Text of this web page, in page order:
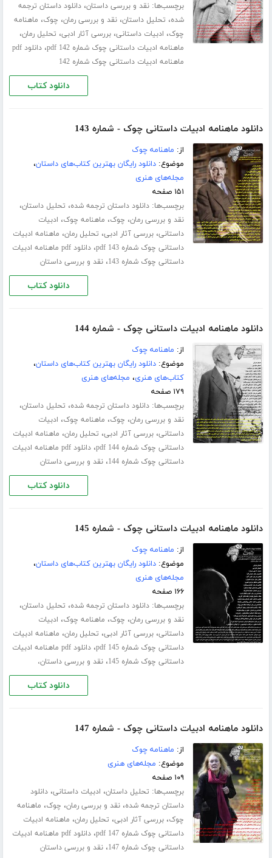
برچسب‌ها:نقد و بررسی داستان،دانلود داستان ترجمه
شده، تحلیل داستان،نقد و بررسی رمان، چوک، ماهنامه
چوک، ادبیات داستانی،بررسی آثار ادبی، تحلیل رمان،
ماهنامه ادبیات داستانی چوک شماره 142 pdf ،
دانلود pdf
ماهنامه ادبیات داستانی چوک شماره 142
دانلود کتاب
دانلود ماهنامه ادبیات داستانی چوک - شماره 143
از: ماهنامه چوک
موضوع:دانلود رایگان بهترین کتاب‌های داستان،
مجله‌های هنری
۱۵۱ صفحه
برچسب‌ها:دانلود داستان ترجمه شده، تحلیل داستان،
نقد و بررسی رمان، چوک، ماهنامه چوک، ادبیات
داستانی،بررسی آثار ادبی، تحلیل رمان، ماهنامه ادبیات
داستانی چوک شماره 143 pdf
،
دانلود pdf ماهنامه ادبیات
داستانی چوک شماره 143
،نقد و بررسی داستان
دانلود کتاب
دانلود ماهنامه ادبیات داستانی چوک - شماره 144
از: ماهنامه چوک
موضوع:دانلود رایگان بهترین کتاب‌های داستان،
کتاب‌های هنری، مجله‌های هنری
۱۷۹ صفحه
برچسب‌ها:دانلود داستان ترجمه شده، تحلیل داستان،
نقد و بررسی رمان، چوک، ماهنامه چوک، ادبیات
داستانی،بررسی آثار ادبی، تحلیل رمان، ماهنامه ادبیات
داستانی چوک شماره 144 pdf
،
دانلود pdf ماهنامه ادبیات
داستانی چوک شماره 144
،نقد و بررسی داستان
دانلود کتاب
دانلود ماهنامه ادبیات داستانی چوک - شماره 145
از: ماهنامه چوک
موضوع:دانلود رایگان بهترین کتاب‌های داستان،
مجله‌های هنری
۱۶۶ صفحه
برچسب‌ها:دانلود داستان ترجمه شده، تحلیل داستان،
نقد و بررسی رمان، چوک، ماهنامه چوک، ادبیات
داستانی،بررسی آثار ادبی، تحلیل رمان، ماهنامه ادبیات
داستانی چوک شماره 145 pdf
،
دانلود pdf ماهنامه ادبیات
داستانی چوک شماره 145
،نقد و بررسی داستان،
دانلود کتاب
دانلود ماهنامه ادبیات داستانی چوک - شماره 147
از: ماهنامه چوک
موضوع: مجله‌های هنری
۱۰۹ صفحه
برچسب‌ها: تحلیل داستان، ادبیات داستانی،دانلود
داستان ترجمه شده،نقد و بررسی رمان، چوک، ماهنامه
چوک،بررسی آثار ادبی، تحلیل رمان، ماهنامه ادبیات
داستانی چوک شماره 147 pdf
،
دانلود pdf ماهنامه ادبیات
داستانی چوک شماره 147
،نقد و بررسی داستان